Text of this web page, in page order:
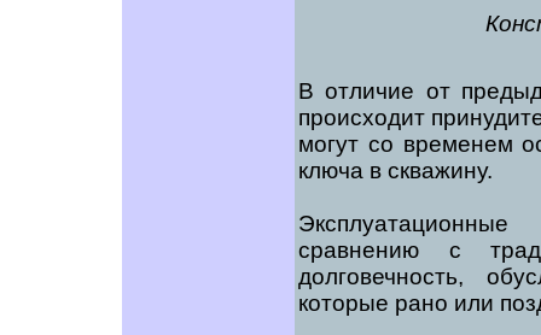
В отличие от
происходит
могут со временем
ключа в скважину.
сравнению с
долговечность,
которые рано или